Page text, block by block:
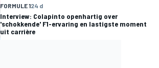
FORMULE 124 d
Interview: Colapinto openhartig over
'schokkende' F1-ervaring en lastigste moment
uit carrière